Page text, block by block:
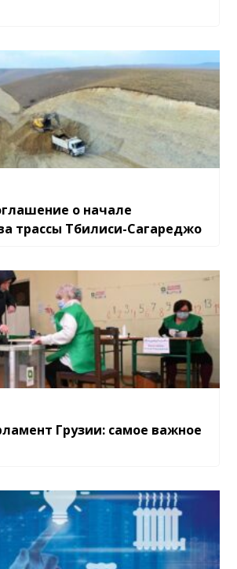
о начале
трассы Тбилиси-Сагареджо
Грузии: самое важное